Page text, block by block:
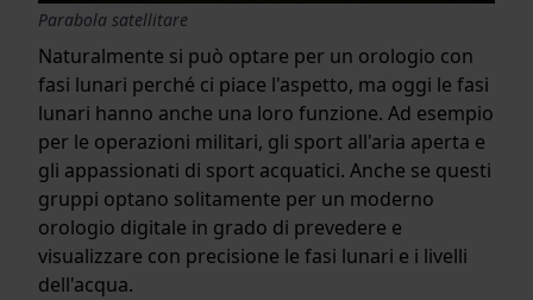
Parabola satellitare
Naturalmente si può optare per un orologio con
fasi lunari perché ci piace l'aspetto, ma oggi le fasi
lunari hanno anche una loro funzione. Ad esempio
per le operazioni militari, gli sport all'aria aperta e
gli appassionati di sport acquatici. Anche se questi
gruppi optano solitamente per un moderno
orologio digitale in grado di prevedere e
visualizzare con precisione le fasi lunari e i livelli
dell'acqua.